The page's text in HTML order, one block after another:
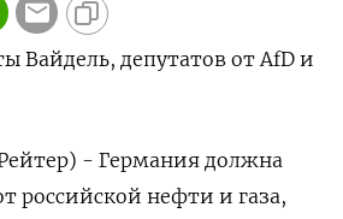
Вайдель, депутатов от AfD и
- Германия должна
российской нефти и газа,